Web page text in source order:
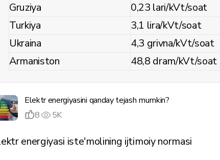
Gruziya
0,23 lari/kVt/soat
Turkiya
3,1 lira/kVt/soat
Ukraina
4,3 grivna/kVt/soat
Armaniston
48,8 dram/kVt/soat
Elektr energiyasini qanday tejash mumkin?
8
5K
energiyasi iste'molining ijtimoiy normasi